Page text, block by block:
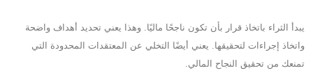
يبدأ الثراء باتخاذ قرار بأن تكون ناجحًا ماليًا. وهذا يعني تحديد أهداف واضحة
واتخاذ إجراءات لتحقيقها. يعني أيضًا التخلي عن المعتقدات المحدودة التي
تمنعك من تحقيق النجاح المالي.